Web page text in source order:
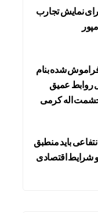
نمایش تجارب
شده بنام
با ۶۰ سال روابط عمیق
اله کرمی
باید منطبق
و شرایط اقتصادی